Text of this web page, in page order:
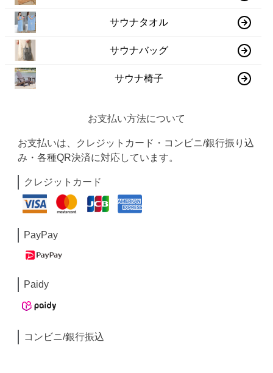
サウナタオル
サウナバッグ
サウナ椅子
お支払い方法について
お支払いは、クレジットカード・コンビニ/銀行振り込
み・各種QR決済に対応しています。
クレジットカード
PayPay
Paidy
コンビニ/銀行振込